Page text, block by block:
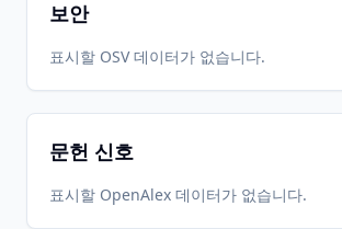
보안
표시할 OSV 데이터가 없습니다.
문헌 신호
표시할 OpenAlex 데이터가 없습니다.